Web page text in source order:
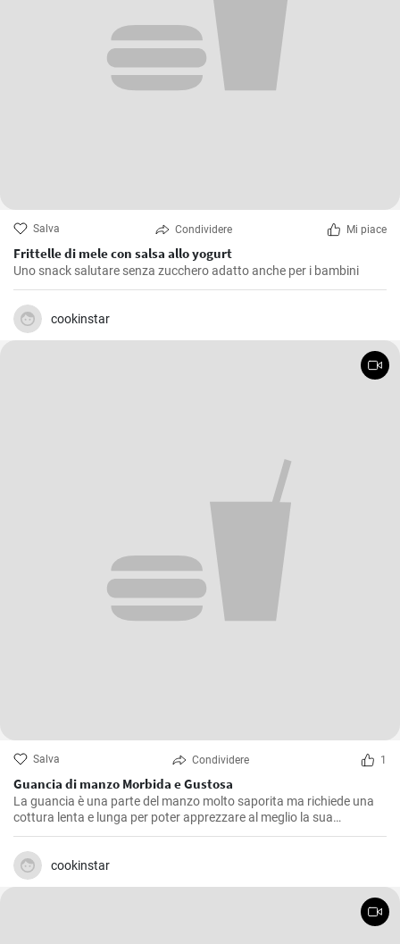
Salva Condividere Mi piace
Frittelle di mele con salsa allo yogurt
Uno snack salutare senza zucchero adatto anche per i bambini
cookinstar
Salva Condividere 1
Guancia di manzo Morbida e Gustosa
La guancia è una parte del manzo molto saporita ma richiede una
cottura lenta e lunga per poter apprezzare al meglio la sua
consistenza morbida e il suo sapore pieno. Questa ricetta è stata
ripetuta molte volte nella mia cucina, affinando ogni volta piccoli
dettagli fino a raggiungere quello che, secondo me, è il giusto
equilibrio di sapori.
cookinstar